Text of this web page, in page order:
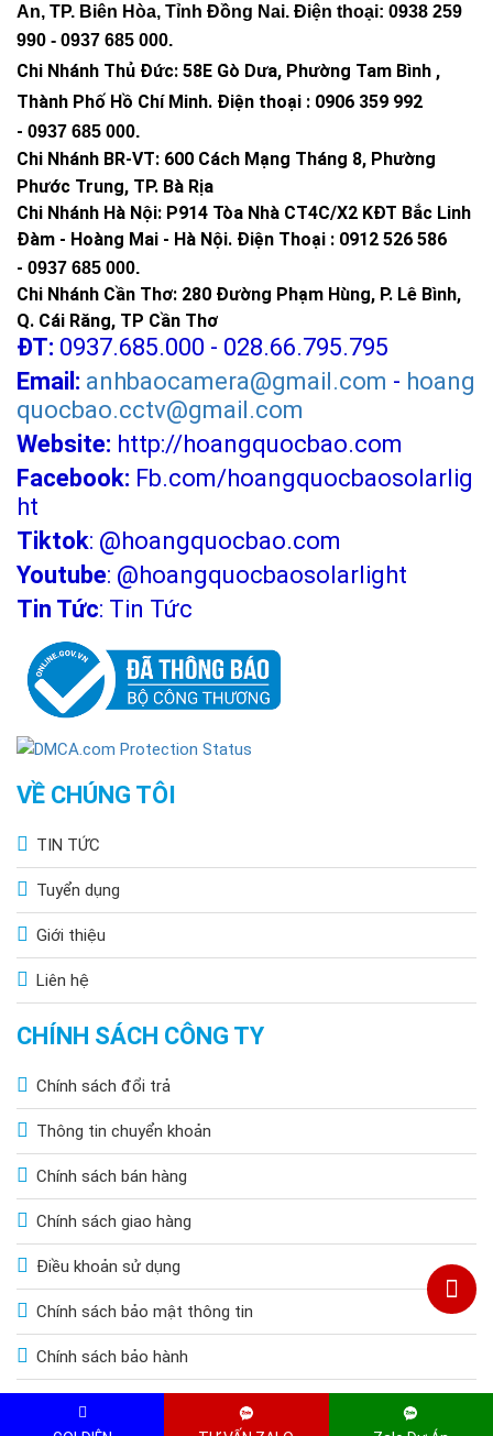
An, TP. Biên Hòa, Tỉnh Đồng Nai. Điện thoại: 0938 259
990 - 0937 685 000.
Chi Nhánh Thủ Đức: 58E Gò Dưa, Phường Tam Bình ,
Thành Phố Hồ Chí Minh. Điện thoại : 0906 359 992
- 0937 685 000.
Chi Nhánh BR-VT: 600 Cách Mạng Tháng 8, Phường
Phước Trung, TP. Bà Rịa
Chi Nhánh Hà Nội: P914 Tòa Nhà CT4C/X2 KĐT Bắc Linh
Đàm - Hoàng Mai - Hà Nội. Điện Thoại : 0912 526 586
- 0937 685 000.
Chi Nhánh Cần Thơ: 280 Đường Phạm Hùng, P. Lê Bình,
Q. Cái Răng, TP Cần Thơ
ĐT: 0937.685.000 - 028.66.795.795
Email: anhbaocamera@gmail.com - hoang
quocbao.cctv@gmail.com
Website: http://hoangquocbao.com
Facebook: Fb.com/hoangquocbaosolarlig
ht
Tiktok: @hoangquocbao.com
Youtube: @hoangquocbaosolarlight
Tin Tức: Tin Tức
VỀ CHÚNG TÔI
TIN TỨC
Tuyển dụng
Giới thiệu
Liên hệ
CHÍNH SÁCH CÔNG TY
Chính sách đổi trả
Thông tin chuyển khoản
Chính sách bán hàng
Chính sách giao hàng
Điều khoản sử dụng
Chính sách bảo mật thông tin
Chính sách bảo hành